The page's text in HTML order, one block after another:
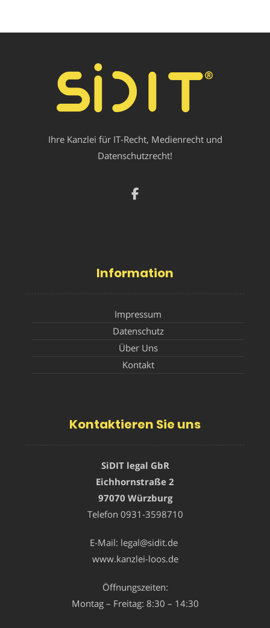
Ihre Kanzlei für IT-Recht, Medienrecht und
Datenschutzrecht!
Information
Impressum
Datenschutz
Über Uns
Kontakt
Kontaktieren Sie uns
SiDIT legal GbR
Eichhornstraße 2
97070 Würzburg
Telefon 0931-3598710
E-Mail: legal@sidit.de
www.kanzlei-loos.de
Öffnungszeiten:
Montag – Freitag: 8:30 – 14:30